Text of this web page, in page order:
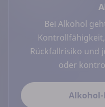
Bei Alkohol
Rückfallrisiko und
oder
Alkohol-